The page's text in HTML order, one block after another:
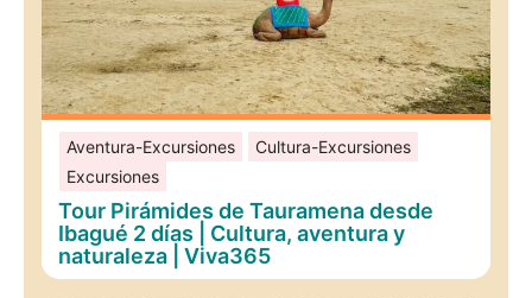
Aventura-Excursiones
Cultura-Excursiones
Excursiones
Tour Pirámides de Tauramena desde
Ibagué 2 días | Cultura, aventura y
naturaleza | Viva365